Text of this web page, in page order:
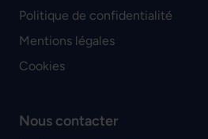
Politique de confidentialité
Mentions légales
Cookies
Nous contacter